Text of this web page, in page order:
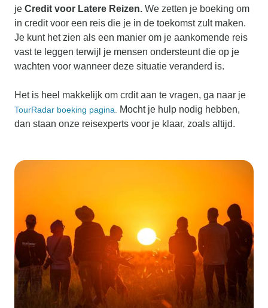
je Credit voor Latere Reizen. We zetten je boeking om
in credit voor een reis die je in de toekomst zult maken.
Je kunt het zien als een manier om je aankomende reis
vast te leggen terwijl je mensen ondersteunt die op je
wachten voor wanneer deze situatie veranderd is.
Het is heel makkelijk om crdit aan te vragen, ga naar je
TourRadar boeking pagina.
Mocht je hulp nodig hebben,
dan staan onze reisexperts voor je klaar, zoals altijd.